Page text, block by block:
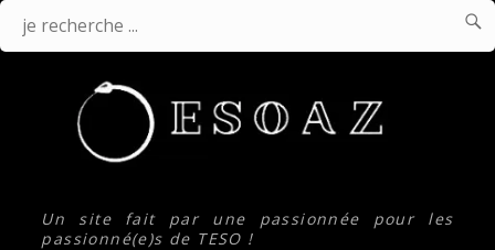
Un site fait par une passionnée pour les
passionné(e)s de TESO !
